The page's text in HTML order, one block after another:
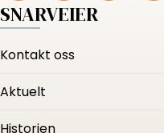
SNARVEIER
Kontakt oss
Aktuelt
Historien